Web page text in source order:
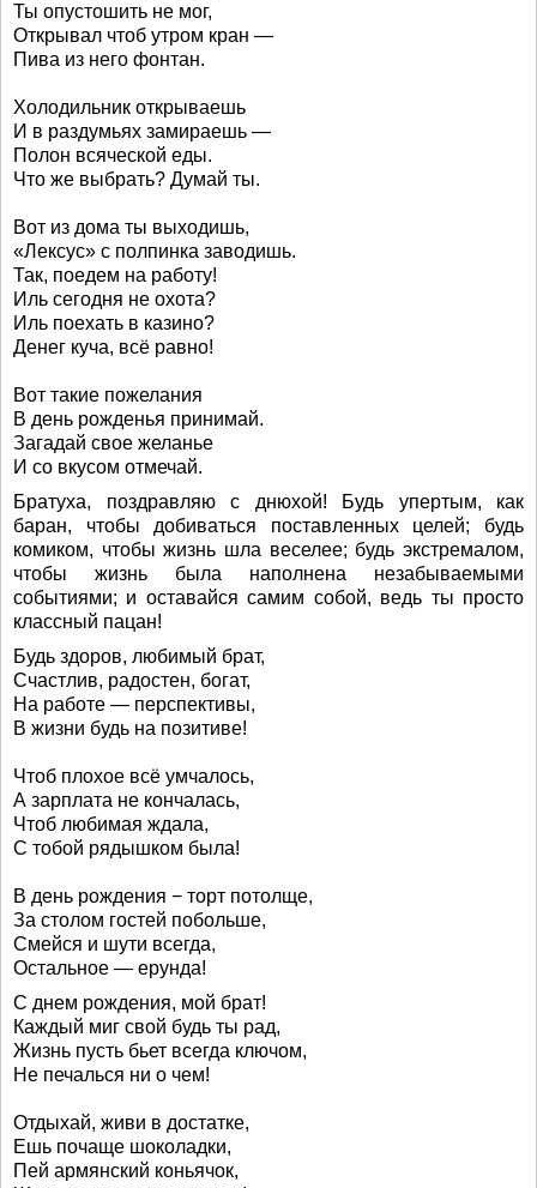
Ты опустошить не мог,
Открывал чтоб утром кран —
Пива из него фонтан.
Холодильник открываешь
И в раздумьях замираешь —
Полон всяческой еды.
Что же выбрать? Думай ты.
Вот из дома ты выходишь,
«Лексус» с полпинка заводишь.
Так, поедем на работу!
Иль сегодня не охота?
Иль поехать в казино?
Денег куча, всё равно!
Вот такие пожелания
В день рожденья принимай.
Загадай свое желанье
И со вкусом отмечай.
Братуха, поздравляю с днюхой! Будь упертым, как
баран, чтобы добиваться поставленных целей; будь
комиком, чтобы жизнь шла веселее; будь экстремалом,
чтобы жизнь была наполнена незабываемыми
событиями; и оставайся самим собой, ведь ты просто
классный пацан!
Будь здоров, любимый брат,
Счастлив, радостен, богат,
На работе — перспективы,
В жизни будь на позитиве!
Чтоб плохое всё умчалось,
А зарплата не кончалась,
Чтоб любимая ждала,
С тобой рядышком была!
В день рождения − торт потолще,
За столом гостей побольше,
Смейся и шути всегда,
Остальное — ерунда!
С днем рождения, мой брат!
Каждый миг свой будь ты рад,
Жизнь пусть бьет всегда ключом,
Не печалься ни о чем!
Отдыхай, живи в достатке,
Ешь почаще шоколадки,
Пей армянский коньячок,